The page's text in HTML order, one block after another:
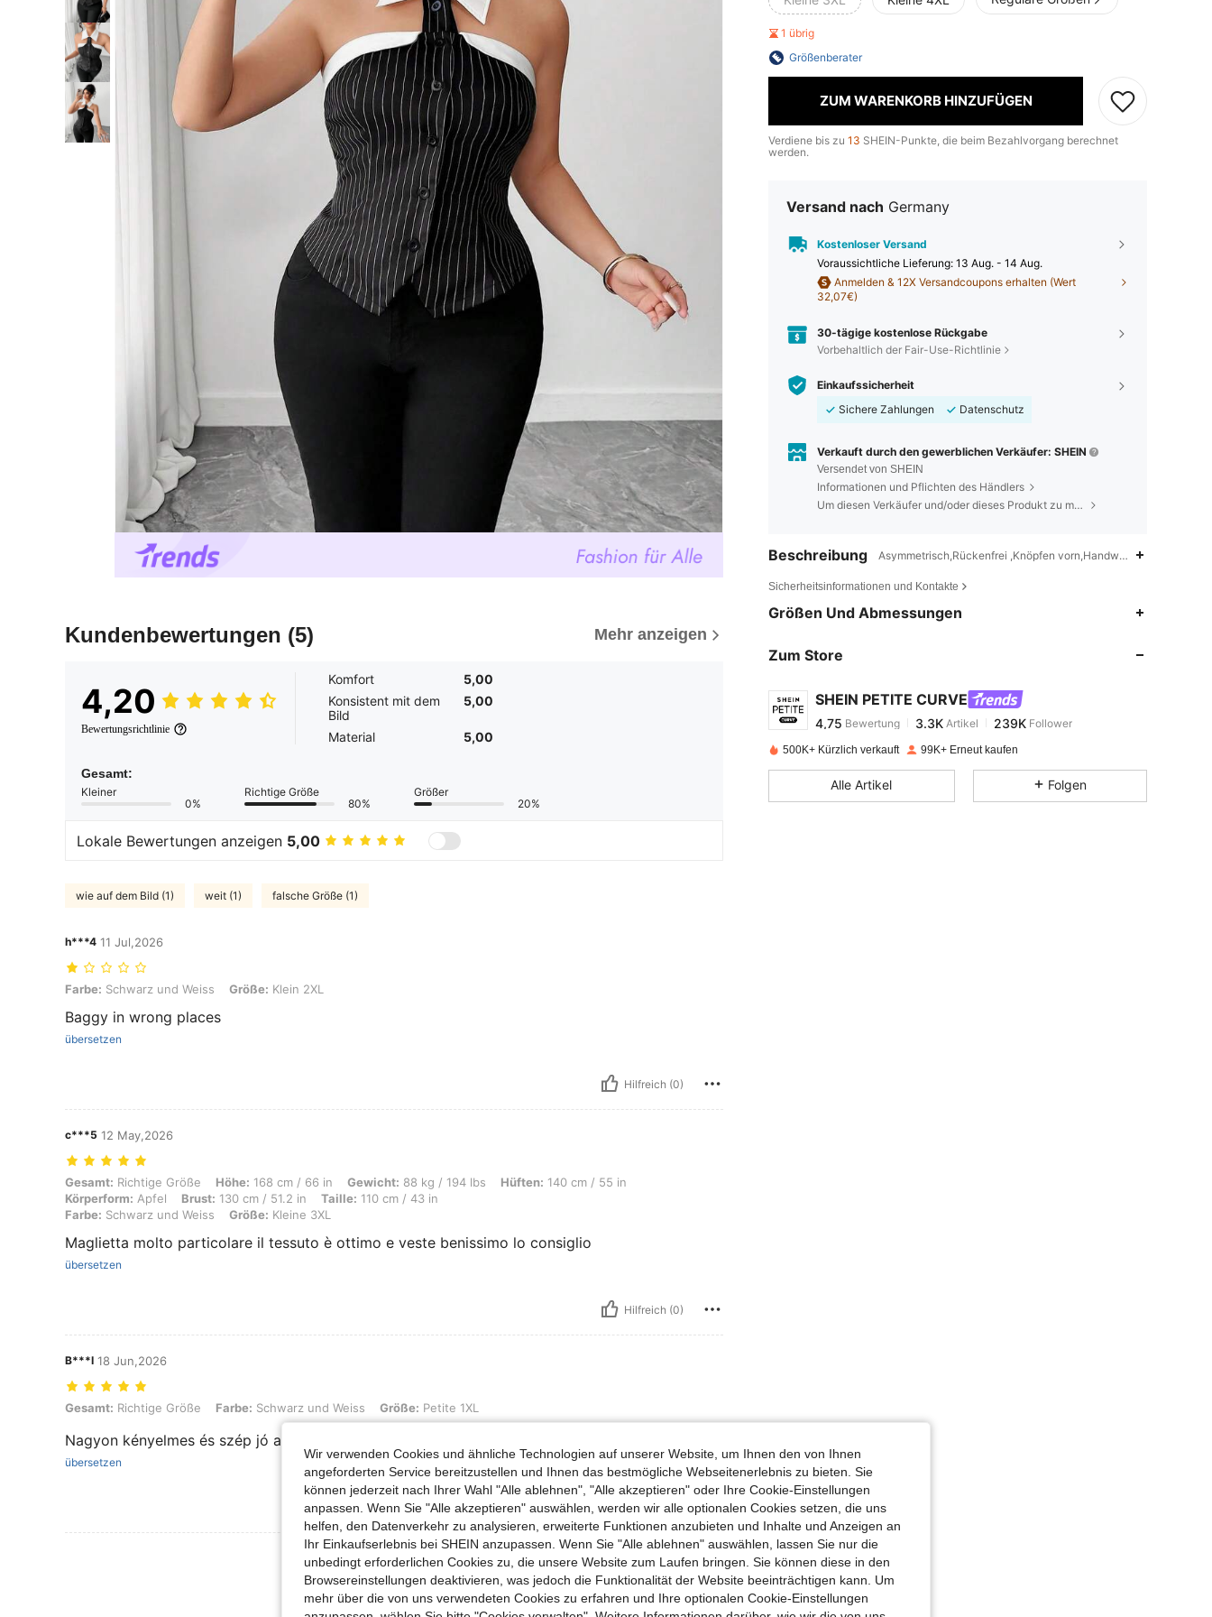
Kundenbewertungen (5) Mehr anzeigen
4,20
Bewertungsrichtlinie
Komfort
5,00
Konsistent mit dem
Bild
5,00
Material 5,00
Gesamt:
Kleiner
0%
Richtige Größe
80%
Größer
20%
Lokale Bewertungen anzeigen 5,00
wie auf dem Bild (1) weit (1) falsche Größe (1)
h***4 11 Jul,2026
Farbe: Schwarz und Weiss, Größe: Klein 2XL
Farbe: Schwarz und Weiss Größe: Klein 2XL
Baggy in wrong places
übersetzen
Hilfreich (0)
c***5 12 May,2026
Gesamt: Richtige Größe, Höhe: 168 cm / 66 in, Gewicht: 88 kg / 194 lbs, Hüften: 140 cm / 55 in, Körperform: Apfel, Brust: 130 cm / 51.2 in, Taille: 110 cm / 43 in, Farbe: Schwarz und Weiss, Größe: Kleine 3XL
Gesamt: Richtige Größe Höhe: 168 cm / 66 in Gewicht: 88 kg / 194 lbs Hüften: 140 cm / 55 in
Körperform: Apfel Brust: 130 cm / 51.2 in Taille: 110 cm / 43 in
Farbe: Schwarz und Weiss Größe: Kleine 3XL
Maglietta molto particolare il tessuto è ottimo e veste benissimo lo consiglio
übersetzen
Hilfreich (0)
B***I 18 Jun,2026
Gesamt: Richtige Größe, Farbe: Schwarz und Weiss, Größe: Petite 1XL
Gesamt: Richtige Größe Farbe: Schwarz und Weiss Größe: Petite 1XL
Nagyon kényelmes és szép jó az anyaga
übersetzen
Hilfreich (0)
1 übrig
Größenberater
ZUM WARENKORB HINZUFÜGEN
Verdiene bis zu 13 SHEIN-Punkte, die beim Bezahlvorgang berechnet
werden.
Versand nach Germany
Kostenloser Versand
Voraussichtliche Lieferung: 13 Aug. - 14 Aug.
Anmelden & 12X Versandcoupons erhalten (Wert
32,07€)
30-tägige kostenlose Rückgabe
Vorbehaltlich der Fair-Use-Richtlinie
Einkaufssicherheit
Sichere Zahlungen
Datenschutz
Verkauft durch den gewerblichen Verkäufer: SHEIN
Versendet von SHEIN
Informationen und Pflichten des Händlers
Um diesen Verkäufer und/oder dieses Produkt zu melden
Beschreibung Asymmetrisch,Rückenfrei ,Knöpfen vorn,Handwäsche, keine
Sicherheitsinformationen und Kontakte
Größen Und Abmessungen
Zum Store
SHEIN PETITE CURVE
4,75
4,75 3.3K Artikel 239K
d***abezahltVor 1 Tag
500K+ Kürzlich verkauft 99K+ Erneut kaufen
Alle Artikel Folgen
Wir verwenden Cookies und ähnliche Technologien auf unserer Website, um Ihnen den von Ihnen
angeforderten Service bereitzustellen und Ihnen das bestmögliche Webseitenerlebnis zu bieten. Sie
können jederzeit nach Ihrer Wahl "Alle ablehnen", "Alle akzeptieren" oder Ihre Cookie-Einstellungen
anpassen. Wenn Sie "Alle akzeptieren" auswählen, werden wir alle optionalen Cookies setzen, die uns
helfen, den Datenverkehr zu analysieren, erweiterte Funktionen anzubieten und Inhalte und Anzeigen an
Ihr Einkaufserlebnis bei SHEIN anzupassen. Wenn Sie "Alle ablehnen" auswählen, lassen Sie nur die
unbedingt erforderlichen Cookies zu, die unsere Website zum Laufen bringen. Sie können diese in den
Browsereinstellungen deaktivieren, was jedoch die Funktionalität der Website beeinträchtigen kann. Um
mehr über die von uns verwendeten Cookies zu erfahren und Ihre optionalen Cookie-Einstellungen